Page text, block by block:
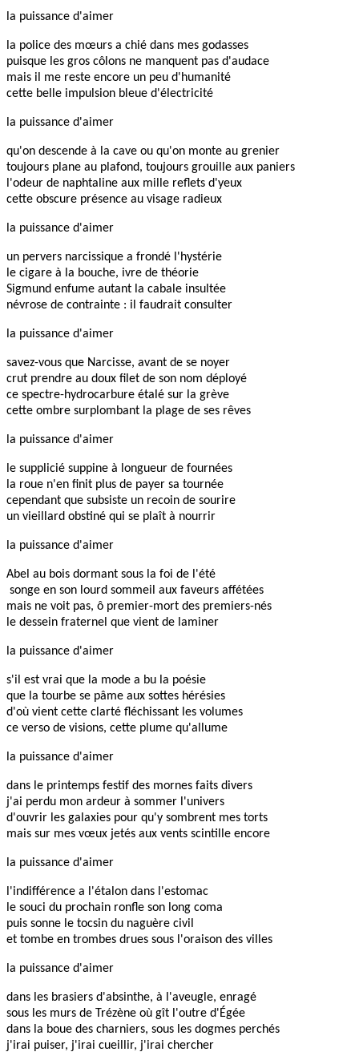
la puissance d'aimer
la police des mœurs a chié dans mes godasses
puisque les gros côlons ne manquent pas d'audace
mais il me reste encore un peu d'humanité
cette belle impulsion bleue d'électricité
la puissance d'aimer
qu'on descende à la cave ou qu'on monte au grenier
toujours plane au plafond, toujours grouille aux paniers
l'odeur de naphtaline aux mille reflets d'yeux
cette obscure présence au visage radieux
la puissance d'aimer
un pervers narcissique a frondé l'hystérie
le cigare à la bouche, ivre de théorie
Sigmund enfume autant la cabale insultée
névrose de contrainte : il faudrait consulter
la puissance d'aimer
savez-vous que Narcisse, avant de se noyer
crut prendre au doux filet de son nom déployé
ce spectre-hydrocarbure étalé sur la grève
cette ombre surplombant la plage de ses rêves
la puissance d'aimer
le supplicié suppine à longueur de fournées
la roue n'en finit plus de payer sa tournée
cependant que subsiste un recoin de sourire
un vieillard obstiné qui se plaît à nourrir
la puissance d'aimer
Abel au bois dormant sous la foi de l'été
songe en son lourd sommeil aux faveurs affétées
mais ne voit pas, ô premier-mort des premiers-nés
le dessein fraternel que vient de laminer
la puissance d'aimer
s'il est vrai que la mode a bu la poésie
que la tourbe se pâme aux sottes hérésies
d'où vient cette clarté fléchissant les volumes
ce verso de visions, cette plume qu'allume
la puissance d'aimer
dans le printemps festif des mornes faits divers
j'ai perdu mon ardeur à sommer l'univers
d'ouvrir les galaxies pour qu'y sombrent mes torts
mais sur mes vœux jetés aux vents scintille encore
la puissance d'aimer
l'indifférence a l'étalon dans l'estomac
le souci du prochain ronfle son long coma
puis sonne le tocsin du naguère civil
et tombe en trombes drues sous l'oraison des villes
la puissance d'aimer
dans les brasiers d'absinthe, à l'aveugle, enragé
sous les murs de Trézène où gît l'outre d'Égée
dans la boue des charniers, sous les dogmes perchés
j'irai puiser, j'irai cueillir, j'irai chercher